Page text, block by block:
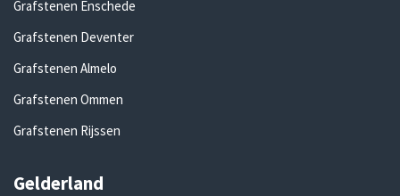
Grafstenen Enschede
Grafstenen Deventer
Grafstenen Almelo
Grafstenen Ommen
Grafstenen Rijssen
Gelderland